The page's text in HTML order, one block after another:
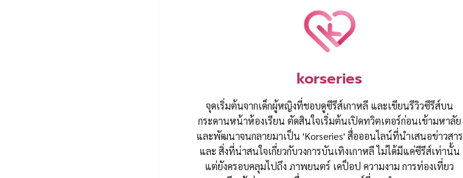
korseries
จุดเริ่มต้นจากเด็กผู้หญิงที่ชอบดูซีรีส์เกาหลี และเขียนรีวิวซีรีส์บน
กระดานหน้าห้องเรียน ตัดสินใจเริ่มต้นเปิดทวิตเตอร์ก่อนเข้ามหาลัย
และพัฒนาจนกลายมาเป็น 'Korseries' สื่อออนไลน์ที่นำเสนอข่าวสาร
และ สิ่งที่น่าสนใจเกี่ยวกับวงการบันเทิงเกาหลี ไม่ได้มีแค่ซีรีส์เท่านั้น
แต่ยังครอบคลุมไปถึง ภาพยนตร์ เคป็อป ความงาม การท่องเที่ยว